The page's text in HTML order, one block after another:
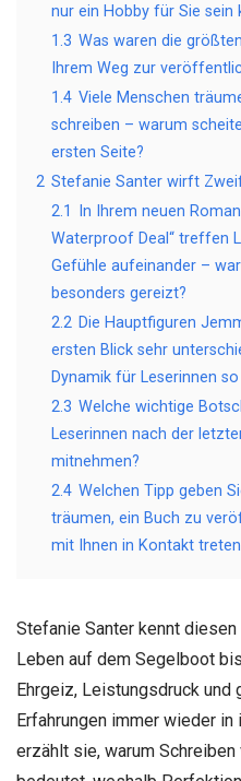
nur ein Hobby für Sie sein
1.3 Was waren die
Ihrem Weg zur
1.4 Viele Menschen
schreiben – warum
ersten Seite?
2 Stefanie Santer wirft
2.1
In Ihrem neuen
Waterproof Deal“ treffen
Gefühle aufeinander –
besonders gereizt?
2.2 Die Hauptfiguren
ersten Blick sehr
Dynamik für Leserinnen
2.3 Welche wichtige
Leserinnen nach der
mitnehmen?
2.4 Welchen Tipp geben
träumen, ein Buch zu
mit Ihnen in Kontakt
Stefanie Santer kennt
Leben auf dem Segelboot
Ehrgeiz, Leistungsdruck und
Erfahrungen immer wieder
erzählt sie, warum